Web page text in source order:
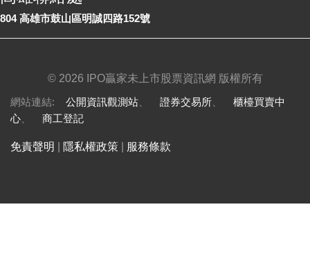
804 高雄市鼓山區明誠四路152號
© 2026 IPO贏家未上市股票資訊網 版權所有
網站連結: 公開資訊觀測站 證券交易所
櫃檯買賣中
心
商工登記
免責聲明 隱私權政策 服務條款